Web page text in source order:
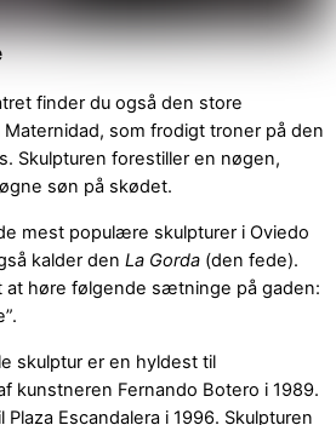
finder du også den store
som frodigt troner på den
Skulpturen forestiller en nøgen,
søn på skødet.
mest populære skulpturer i Oviedo
kalder den La Gorda (den fede).
at høre følgende sætninge på gaden:
skulptur er en hyldest til
kunstneren Fernando Botero i 1989.
Escandalera i 1996. Skulpturen